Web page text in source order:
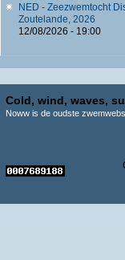
NED - Zeezwemtocht
Zoutelande, 2026
12/08/2026 - 19:00
Cold, wind, waves,
Noww is de oudste